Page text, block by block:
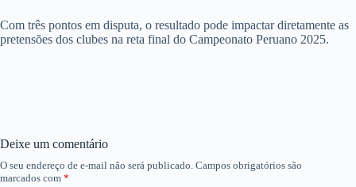
Com três pontos em disputa, o resultado pode impactar diretamente as
pretensões dos clubes na reta final do Campeonato Peruano 2025.
Deixe um comentário
O seu endereço de e-mail não será publicado. Campos obrigatórios são
marcados com *